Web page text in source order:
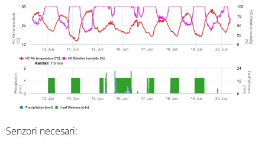
Senzori necesari: